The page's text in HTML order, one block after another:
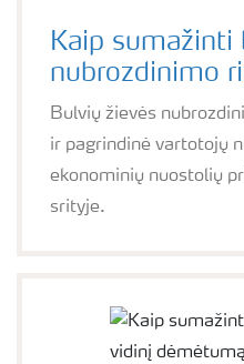
Kaip sumažinti
nubrozdinimo
Bulvių žievės
ir pagrindinė vartotojų
ekonominių nuostolių
srityje.